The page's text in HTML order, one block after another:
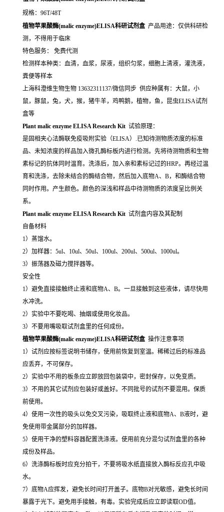
规格：96T/48T
植物苹果酸酶(malic enzyme)ELISA科研试剂盒 产品用途：仅供科研检
测，不得用于临床
特色服务： 免费代测
检测样本种类：血清，血浆，尿液，组织匀浆，细胞上清液，灌洗液，
粪便等样本
上海科澄维生物生物 13632311137/微信同步 供应种属有：大鼠，小
鼠，豚鼠，兔，犬，猴，猪牛羊，鸡鸭鹅，植物，鱼，昆虫ELISA试剂
盒等
Plant malic enzyme ELISA Research Kit 试验原理：
是固相夹心法酶联免疫吸附实验（ELISA）.已知待测物质浓度的标准
品、未知浓度的样品加入微孔酶标板内进行检测。先将待测物质和生物
素标记的抗体同时温育。洗涤后，加入亲和素标记过的HRP。再经过温
育和洗涤，去除未结合的酶结合物，然后加入底物A、B，和酶结合物
同时作用。产生颜色。颜色的深浅和样品中待测物质的浓度呈比例关
系。
Plant malic enzyme ELISA Research Kit 试剂盒内容及其配制
自备材料
1）蒸馏水。
2）加样器：5ul、10ul、50ul、100ul、200ul、500ul、1000ul。
3）振荡器及磁力搅拌器等。
安全性
1）避免直接接触终止液和底物A、B。一旦接触到这些液体，请尽快用
水冲洗。
2）实验中不要吃喝、抽烟或使用化妆品。
3）不要用嘴吸取试剂盒里的任何成份。
植物苹果酸酶(malic enzyme)ELISA科研试剂盒 操作注意事项
1）试剂应按标签说明书储存，使用前恢复到室温。稀稀过后的标准品
应丢弃，不可保存。
2）实验中不用的板条应立即放回包装袋中，密封保存，以免变质。
3）不用的其它试剂应包装好或盖好。不同批号的试剂不要混用。保质
前使用。
4）使用一次性的吸头以免交叉污染，吸取终止液和底物A、B液时，避
免使用带金属部分的加样器。
5）使用干净的塑料容器配置洗涤液。使用前充分混匀试剂盒里的各种
成份及样品。
6）洗涤酶标板时应充分拍干，不要将吸水纸直接放入酶标反应孔中吸
水。
7）底物A应挥发，避免长时间打开盖子。底物B对光敏感，避免长时间
暴露于光下。避免用手接触，有毒。实验完成后应立即读取OD值。